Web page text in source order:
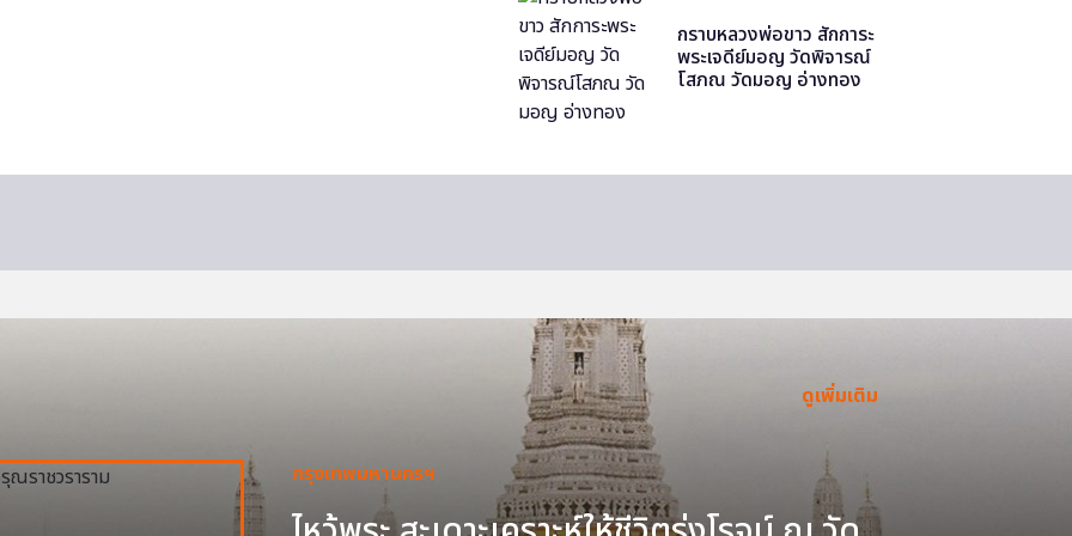
กราบหลวงพ่อขาว สักการะ
พระเจดีย์มอญ วัดพิจารณ์
โสภณ วัดมอญ อ่างทอง
ดูเพิ่มเติม
กรุงเทพมหานครฯ